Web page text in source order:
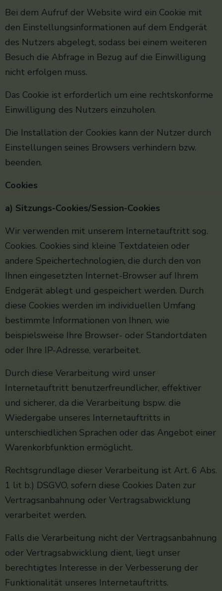
Bei dem Aufruf der Website wird ein Cookie mit
den Einstellungsinformationen auf dem Endgerät
des Nutzers abgelegt, sodass bei einem weiteren
Besuch die Abfrage in Bezug auf die Einwilligung
nicht erfolgen muss.
Das Cookie ist erforderlich um eine rechtskonforme
Einwilligung des Nutzers einzuholen.
Die Installation der Cookies kann der Nutzer durch
Einstellungen seines Browsers verhindern bzw.
beenden.
Cookies
a) Sitzungs-Cookies/Session-Cookies
Wir verwenden mit unserem Internetauftritt sog.
Cookies. Cookies sind kleine Textdateien oder
andere Speichertechnologien, die durch den von
Ihnen eingesetzten Internet-Browser auf Ihrem
Endgerät ablegt und gespeichert werden. Durch
diese Cookies werden im individuellen Umfang
bestimmte Informationen von Ihnen, wie
beispielsweise Ihre Browser- oder Standortdaten
oder Ihre IP-Adresse, verarbeitet.
Durch diese Verarbeitung wird unser
Internetauftritt benutzerfreundlicher, effektiver
und sicherer, da die Verarbeitung bspw. die
Wiedergabe unseres Internetauftritts in
unterschiedlichen Sprachen oder das Angebot einer
Warenkorbfunktion ermöglicht.
Rechtsgrundlage dieser Verarbeitung ist Art. 6 Abs.
1 lit b.) DSGVO, sofern diese Cookies Daten zur
Vertragsanbahnung oder Vertragsabwicklung
verarbeitet werden.
Falls die Verarbeitung nicht der Vertragsanbahnung
oder Vertragsabwicklung dient, liegt unser
berechtigtes Interesse in der Verbesserung der
Funktionalität unseres Internetauftritts.